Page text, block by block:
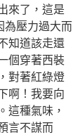
來了，這是
為壓力過大而
知道該走還
個穿著西裝
對著紅綠燈
啊！我要向
這種氣味，
言不謀而